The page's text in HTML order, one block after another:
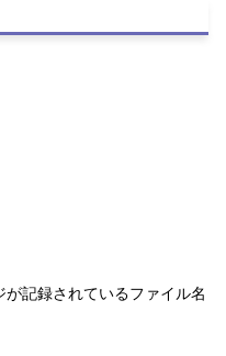
記録されているファイル名